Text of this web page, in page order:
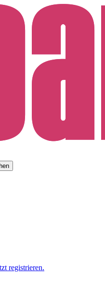
registrieren.